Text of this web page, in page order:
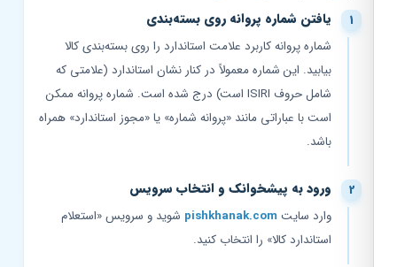
یافتن شماره پروانه روی بسته‌بندی
شماره پروانه کاربرد علامت استاندارد را روی بسته‌بندی کالا
بیابید. این شماره معمولاً در کنار نشان استاندارد (علامتی که
شامل حروف ISIRI است) درج شده است. شماره پروانه ممکن
است با عباراتی مانند «پروانه شماره» یا «مجوز استاندارد» همراه
باشد.
ورود به پیشخوانک و انتخاب سرویس
وارد سایتpishkhanak.comشوید و سرویس «استعلام
استاندارد کالا» را انتخاب کنید.